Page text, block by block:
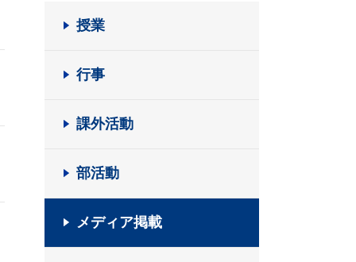
授業
行事
課外活動
部活動
メディア掲載